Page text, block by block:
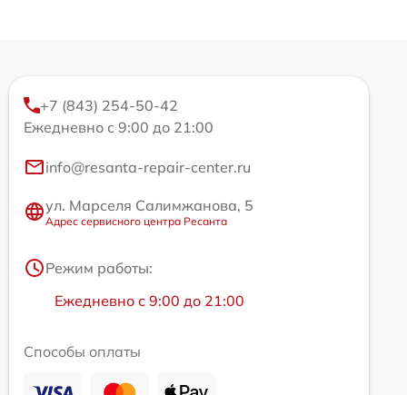
+7 (843) 254-50-42
Ежедневно с 9:00 до 21:00
info@resanta-repair-center.ru
ул. Марселя Салимжанова, 5
Адрес сервисного центра Ресанта
Режим работы:
Ежедневно с 9:00 до 21:00
Способы оплаты